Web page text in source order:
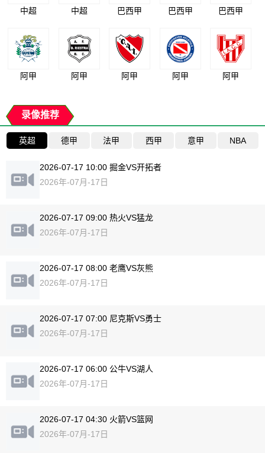
中超 中超 巴西甲 巴西甲 巴西甲
阿甲 阿甲 阿甲 阿甲 阿甲
录像推荐
英超 德甲 法甲 西甲 意甲 NBA
2026-07-17 10:00 掘金VS开拓者
2026年-07月-17日
2026-07-17 09:00 热火VS猛龙
2026年-07月-17日
2026-07-17 08:00 老鹰VS灰熊
2026年-07月-17日
2026-07-17 07:00 尼克斯VS勇士
2026年-07月-17日
2026-07-17 06:00 公牛VS湖人
2026年-07月-17日
2026-07-17 04:30 火箭VS篮网
2026年-07月-17日